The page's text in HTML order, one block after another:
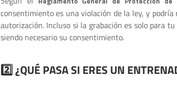
consentimiento es una violación de la ley, y
autorización. Incluso si la grabación es solo para
siendo necesario su consentimiento.
2️⃣ ¿QUÉ PASA SI ERES UN